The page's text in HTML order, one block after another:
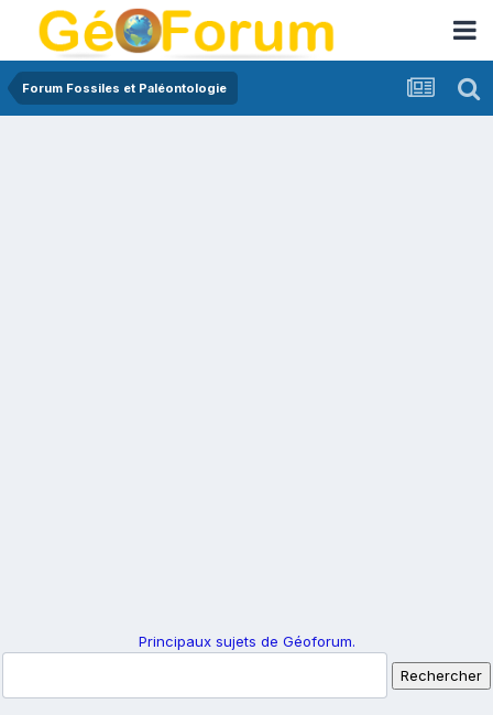
Forum Fossiles et Paléontologie
Principaux sujets de Géoforum.